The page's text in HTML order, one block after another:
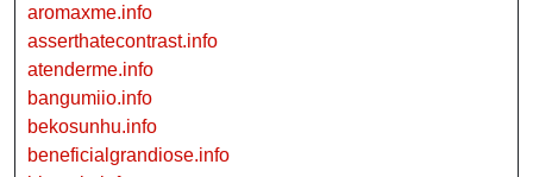
aromaxme.info
asserthatecontrast.info
atenderme.info
bangumiio.info
bekosunhu.info
beneficialgrandiose.info